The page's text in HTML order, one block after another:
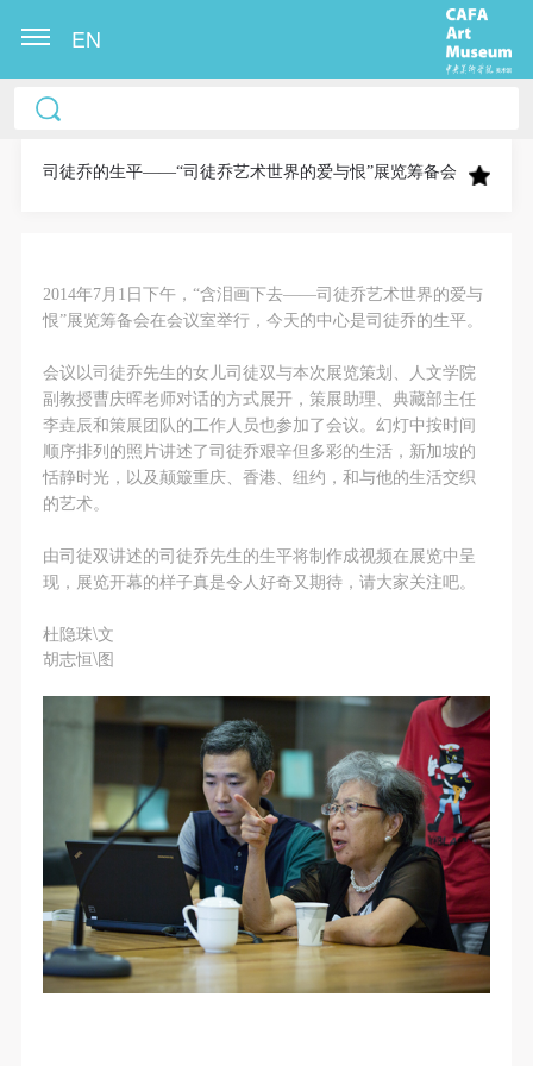
EN
司徒乔的生平——“司徒乔艺术世界的爱与恨”展览筹备会
2014年7月 1 日下午，“含泪画下去——司徒乔艺术世界的爱与
恨”展览筹备会在会议室举行，今天的中心是司徒乔的生平。
会议以司徒乔先生的女儿司徒双与本次展览策划、人文学院
副教授曹庆晖老师对话的方式展开，策展助理、典藏部主任
李垚辰和策展团队的工作人员也参加了会议。幻灯中按时间
顺序排列的照片讲述了司徒乔艰辛但多彩的生活，新加坡的
恬静时光，以及颠簸重庆、香港、纽约，和与他的生活交织
的艺术。
由司徒双讲述的司徒乔先生的生平将制作成视频在展览中呈
现，展览开幕的样子真是令人好奇又期待，请大家关注吧。
杜隐珠\文
胡志恒\图
中央美术学院美术馆出版授权协议书
称“CAFAM”），愿意将本人参与中央美术学院美术馆
作发表、出版。中央美术学院可以以电子、网络及其
源总库》《中央美术学院资料库》《中央美术学院美
术馆资料库》等相关资料、文献、档案机构和平台，
在中央美术学院中使用和在互联网上传播，同意按相
关“章程”规定享受相关权益。
中央美术学院美术馆活动安全免责协议书
第一条
本次活动公平公正、自愿参加与退出、风险与责任自
识。
第二条
参加本次活动者必须遵守中华人民共和国的相关法
律、法规，必须遵循道德和社会公德规范，并应该具
备以人为本、团结友爱、互相帮助和助人为乐的良好
第三条
参加本次活动人员应该是成年人（具有完全民事行为
能力的人，18周岁以上）未成年人必须在成年人的陪
同下参观。
第四条
中央美术学院美术馆出版授权协议书
称“CAFAM”），愿意将本人参与中央美术学院美术馆
作发表、出版。中央美术学院可以以电子、网络及其
源总库》《中央美术学院资料库》《中央美术学院美
术馆资料库》等相关资料、文献、档案机构和平台，
在中央美术学院中使用和在互联网上传播，同意按相
关“章程”规定享受相关权益。
中央美术学院美术馆活动安全免责协议书
第一条
本次活动公平公正、自愿参加与退出、风险与责任自
识。
第二条
参加本次活动者必须遵守中华人民共和国的相关法
律、法规，必须遵循道德和社会公德规范，并应该具
备以人为本、团结友爱、互相帮助和助人为乐的良好
第三条
参加本次活动人员应该是成年人（具有完全民事行为
能力的人，18周岁以上）未成年人必须在成年人的陪
同下参观。
第四条
中央美术学院美术馆出版授权协议书
称“CAFAM”），愿意将本人参与中央美术学院美术馆
作发表、出版。中央美术学院可以以电子、网络及其
源总库》《中央美术学院资料库》《中央美术学院美
术馆资料库》等相关资料、文献、档案机构和平台，
在中央美术学院中使用和在互联网上传播，同意按相
关“章程”规定享受相关权益。
中央美术学院美术馆活动安全免责协议书
第一条
本次活动公平公正、自愿参加与退出、风险与责任自
识。
第二条
参加本次活动者必须遵守中华人民共和国的相关法
律、法规，必须遵循道德和社会公德规范，并应该具
备以人为本、团结友爱、互相帮助和助人为乐的良好
第三条
参加本次活动人员应该是成年人（具有完全民事行为
能力的人，18周岁以上）未成年人必须在成年人的陪
同下参观。
第四条
快捷登录 帐号密码登录
手机号码
发送验证码
验证码
登录
可使用雅昌艺术网会员账户登录